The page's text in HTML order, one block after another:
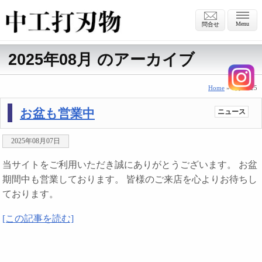
Menu
問合せ
2025年08月 のアーカイブ
Home » 8月 2025
お盆も営業中 ニュース
2025年08月07日
当サイトをご利用いただき誠にありがとうございます。 お盆
期間中も営業しております。 皆様のご来店を心よりお待ちし
ております。
[この記事を読む]